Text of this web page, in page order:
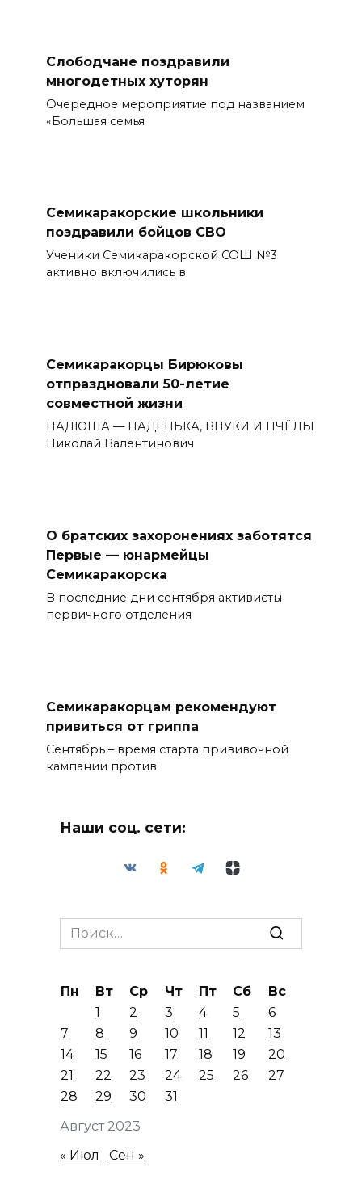
Слободчане поздравили
многодетных хуторян
Очередное мероприятие под названием
«Большая семья
Семикаракорские школьники
поздравили бойцов СВО
Ученики Семикаракорской СОШ №3
активно включились в
Семикаракорцы Бирюковы
отпраздновали 50-летие
совместной жизни
НАДЮША — НАДЕНЬКА, ВНУКИ И ПЧЁЛЫ
Николай Валентинович
О братских захоронениях заботятся
Первые — юнармейцы
Семикаракорска
В последние дни сентября активисты
первичного отделения
Семикаракорцам рекомендуют
привиться от гриппа
Сентябрь – время старта прививочной
кампании против
Наши соц. сети:
Search
for:
Август 2023
Пн Вт Ср Чт Пт Сб
Вс
1
2 3 4 5
6
7
8 9 10 11 12
13
14
15 16 17 18 19
20
21
22 23 24 25 26
27
28
29 30 31
« Июл Сен »